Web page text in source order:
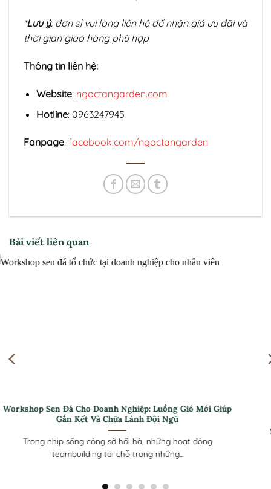
*Lưu ý: đơn sỉ vui lòng liên hệ để nhận giá ưu đãi và
thời gian giao hàng phù hợp
Thông tin liên hệ:
Website: ngoctangarden.com
Hotline: 0963247945
Fanpage: facebook.com/ngoctangarden
Bài viết liên quan
Quà tặng Sen Đá 30/4 cho Nhân viên: Ý Nghĩa Và Tinh Tế
Sen đá là lựa chọn quà tặng phổ biến cho ngày 30/4 nhờ hình
dáng...